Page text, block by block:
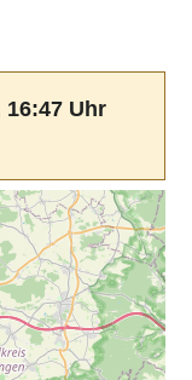
Uhr